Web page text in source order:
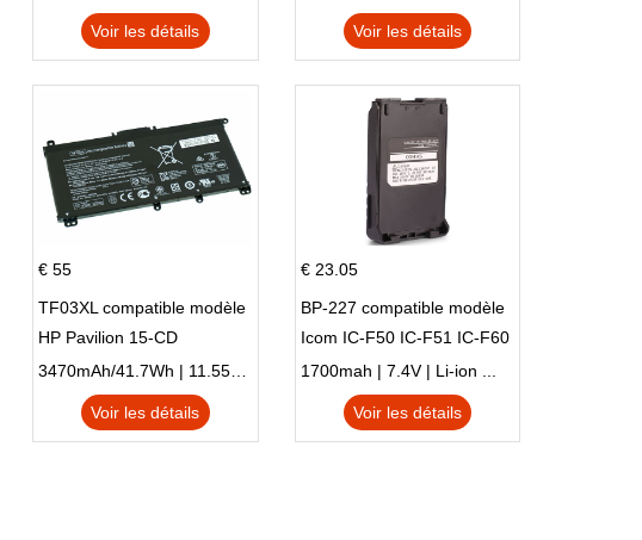
X540S
Voir les détails
TPN-I128
Voir les détails
€ 55
TF03XL compatible modèle
HP Pavilion 15-CD
Voir les détails
€ 23.05
BP-227 compatible modèle
Icom IC-F50 IC-F51 IC-F60
IC-F61 IC-M87
1700mah | 7.4V | Li-ion ...
Voir les détails